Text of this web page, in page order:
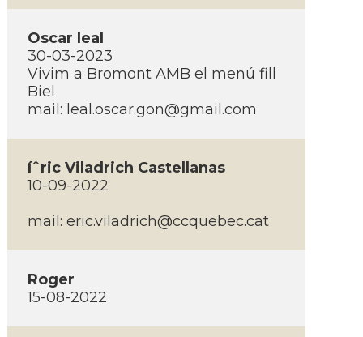
Oscar leal
30-03-2023
Vivim a Bromont AMB el menú fill
Biel
mail: leal.oscar.gon@gmail.com
íˆric Viladrich Castellanas
10-09-2022
mail: eric.viladrich@ccquebec.cat
Roger
15-08-2022